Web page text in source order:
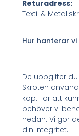
Returadress:
Textil &
Hur hanterar
De uppgifter
Skroten
köp. För att
behöver vi
nedan. Vi gör
din integritet.